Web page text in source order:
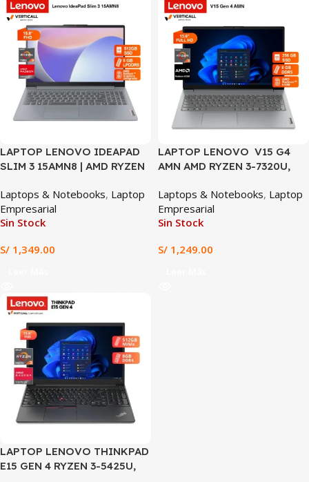
LAPTOP LENOVO IDEAPAD
SLIM 3 15AMN8 | AMD RYZEN
512GB SSD | AMD RADEON
GRAPHICS | 15.6″ FHD | WIN
11
Laptops & Notebooks, Laptop
Empresarial
Sin Stock
S/ 1,349.00
LAPTOP LENOVO V15 G4
AMN AMD RYZEN 3-7320U,
256GB SSD, 15.6″ FHD
Laptops & Notebooks, Laptop
Empresarial
Sin Stock
S/ 1,249.00
SALE
LAPTOP LENOVO THINKPAD
E15 GEN 4 RYZEN 3-5425U,